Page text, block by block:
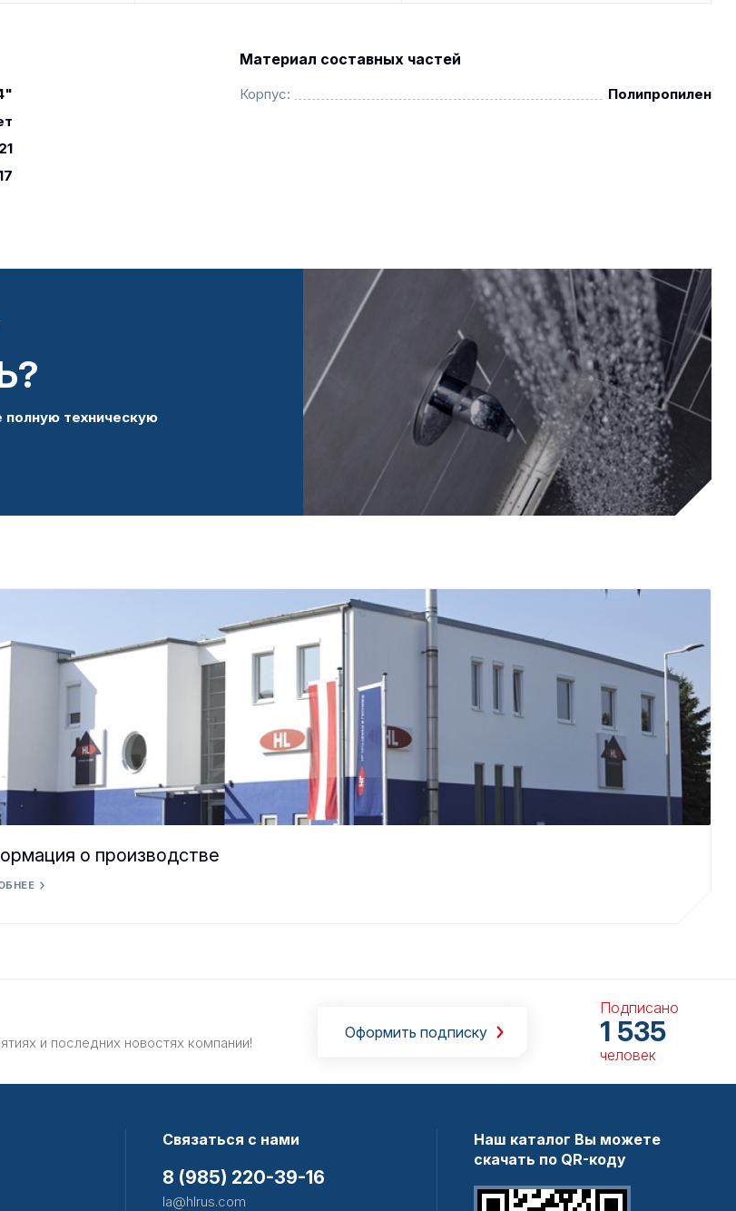
Материал составных частей
Корпус: Полипропилен
техническую
о производстве
и последних новостях компании!
Оформить подписку
Подписано
1 535
человек
Связаться с нами
8 (985) 220-39-16
la@hlrus.com
Наш каталог Вы можете
скачать по QR-коду